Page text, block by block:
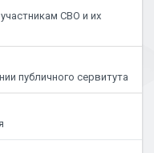
СВО и их
публичного сервитута